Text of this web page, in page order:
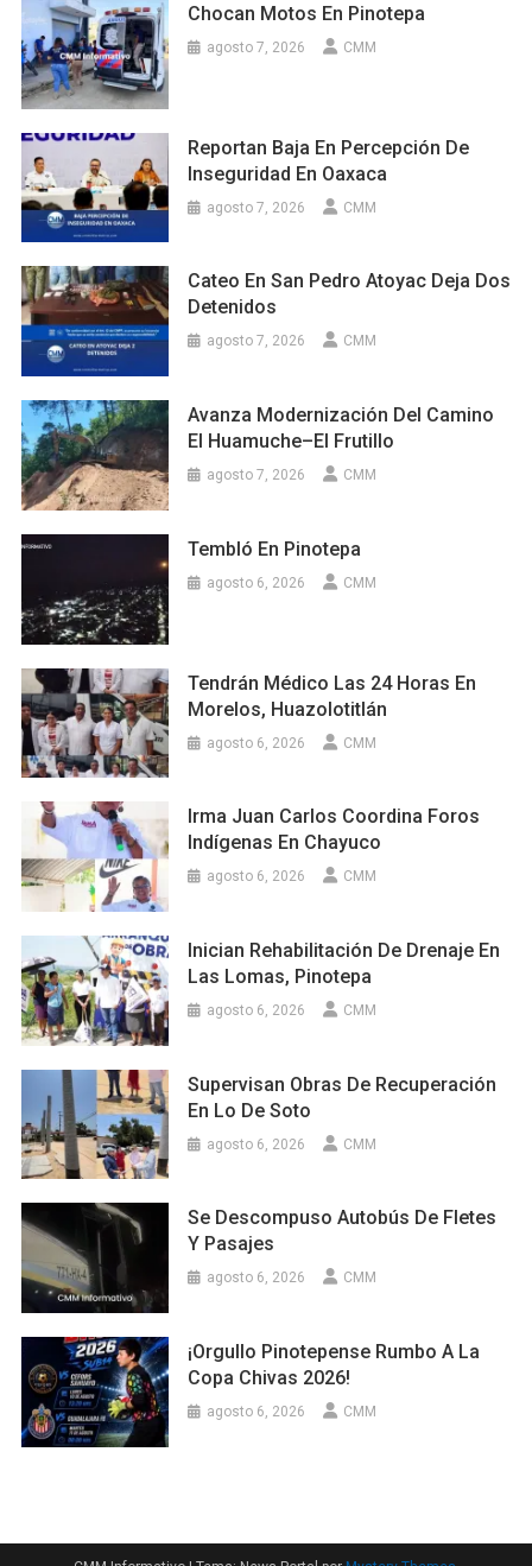
Chocan Motos En Pinotepa
agosto 7, 2026 CMM
Reportan Baja En Percepción De
Inseguridad En Oaxaca
agosto 7, 2026 CMM
Cateo En San Pedro Atoyac Deja Dos
Detenidos
agosto 7, 2026 CMM
Avanza Modernización Del Camino
El Huamuche–El Frutillo
agosto 7, 2026 CMM
Tembló En Pinotepa
agosto 6, 2026 CMM
Tendrán Médico Las 24 Horas En
Morelos, Huazolotitlán
agosto 6, 2026 CMM
Irma Juan Carlos Coordina Foros
Indígenas En Chayuco
agosto 6, 2026 CMM
Inician Rehabilitación De Drenaje En
Las Lomas, Pinotepa
agosto 6, 2026 CMM
Supervisan Obras De Recuperación
En Lo De Soto
agosto 6, 2026 CMM
Se Descompuso Autobús De Fletes
Y Pasajes
agosto 6, 2026 CMM
¡Orgullo Pinotepense Rumbo A La
Copa Chivas 2026!
agosto 6, 2026 CMM